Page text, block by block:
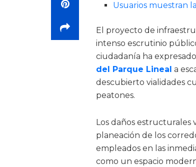
Usuarios muestran
El proyecto de
intenso escrutinio
ciudadanía ha
del Parque Lineal a
descubierto vialidades
peatones.
Los daños estructurales
planeación de los
empleados en las
como un espacio